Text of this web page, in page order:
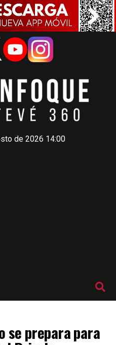
de 2026 14:00
se prepara para